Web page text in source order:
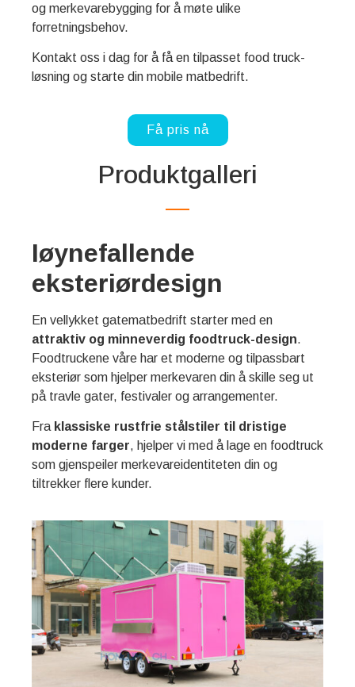
og merkevarebygging for å møte ulike
forretningsbehov.
Kontakt oss i dag for å få en tilpasset food truck-
løsning og starte din mobile matbedrift.
Få pris nå
Produktgalleri
Iøynefallende
eksteriørdesign
En vellykket gatematbedrift starter med en
attraktiv og minneverdig foodtruck-design.
Foodtruckene våre har et moderne og tilpassbart
eksteriør som hjelper merkevaren din å skille seg ut
på travle gater, festivaler og arrangementer.
Fra klassiske rustfrie stålstiler til dristige
moderne farger, hjelper vi med å lage en foodtruck
som gjenspeiler merkevareidentiteten din og
tiltrekker flere kunder.